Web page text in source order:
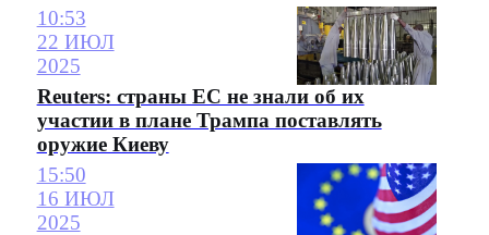
10:53
22 ИЮЛ
2025
Reuters: страны ЕС не знали об их
участии в плане Трампа поставлять
оружие Киеву
15:50
16 ИЮЛ
2025